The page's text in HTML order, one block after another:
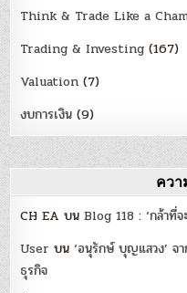
Think & Trade Like a
Trading & Investing (167)
Valuation (7)
งบการเงิน (9)
ควา
CH EA บนBlog 118 : ‘กล้าที่จ
User บน‘อนุรักษ์ บุญแสวง’ จ
ธุรกิจ